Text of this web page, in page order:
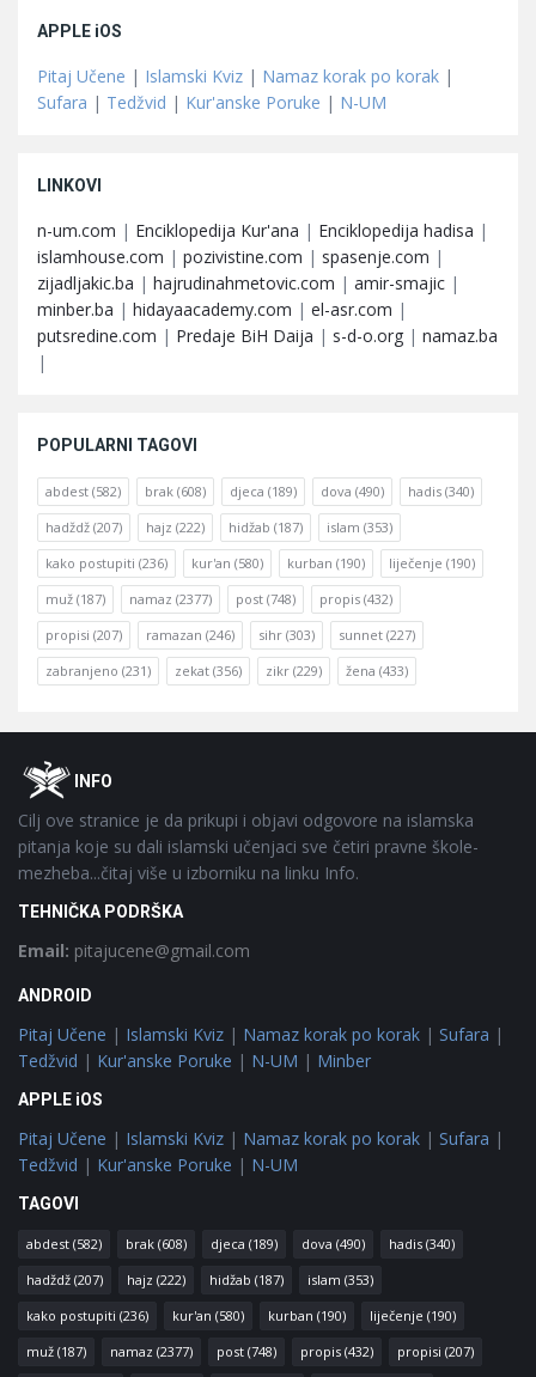
APPLE iOS
Pitaj Učene | Islamski Kviz | Namaz korak po korak |
Sufara | Tedžvid | Kur'anske Poruke | N-UM
LINKOVI
n-um.com | Enciklopedija Kur'ana | Enciklopedija hadisa |
islamhouse.com | pozivistine.com | spasenje.com |
zijadljakic.ba | hajrudinahmetovic.com | amir-smajic |
minber.ba | hidayaacademy.com | el-asr.com |
putsredine.com | Predaje BiH Daija | s-d-o.org | namaz.ba
|
POPULARNI TAGOVI
abdest (582) brak (608) djeca (189) dova (490) hadis (340)
hadždž (207) hajz (222) hidžab (187) islam (353)
kako postupiti (236) kur'an (580) kurban (190) liječenje (190)
muž (187) namaz (2377) post (748) propis (432)
propisi (207) ramazan (246) sihr (303) sunnet (227)
zabranjeno (231) zekat (356) zikr (229) žena (433)
FooterOINFO
Cilj ove stranice je da prikupi i objavi odgovore na islamska
pitanja koje su dali islamski učenjaci sve četiri pravne škole-
mezheba...čitaj više u izborniku na linku Info.
TEHNIČKA PODRŠKA
Email: pitajucene@gmail.com
ANDROID
Pitaj Učene | Islamski Kviz | Namaz korak po korak | Sufara |
Tedžvid | Kur'anske Poruke | N-UM | Minber
APPLE iOS
Pitaj Učene | Islamski Kviz | Namaz korak po korak | Sufara |
Tedžvid | Kur'anske Poruke | N-UM
TAGOVI
abdest (582) brak (608) djeca (189) dova (490) hadis (340)
hadždž (207) hajz (222) hidžab (187) islam (353)
kako postupiti (236) kur'an (580) kurban (190) liječenje (190)
muž (187) namaz (2377) post (748) propis (432) propisi (207)